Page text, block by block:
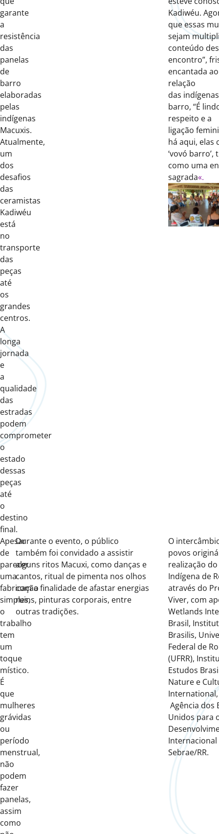
garante
a
resistência
das
panelas
de
barro
elaboradas
pelas
indígenas
Macuxis.
Atualmente,
um
dos
desafios
das
ceramistas
Kadiwéu
está
no
transporte
das
peças
até
os
grandes
centros.
A
longa
jornada
e
a
qualidade
das
estradas
podem
comprometer
o
estado
dessas
peças
até
o
destino
final.
Kadiwéu.
que essas
sejam
conteúdo
encontro”,
encantada
relação
das indígenas
barro, “É
respeito e a
ligação
há aqui, elas
‘vovó barro’,
como uma
sagrada«.
Apesar
de
parecer
uma
fabricação
simples,
o
trabalho
tem
um
toque
místico.
É
que
mulheres
grávidas
ou
período
menstrual,
não
podem
fazer
panelas,
assim
como
Durante o evento, o público
também foi convidado a assistir
alguns ritos Macuxi, como danças e
cantos, ritual de pimenta nos olhos
com a finalidade de afastar energias
ruins, pinturas corporais, entre
outras tradições.
O
povos
realização
Indígena de
através do
Viver, com
Wetlands
Brasil,
Brasilis,
Federal de
(UFRR),
Estudos
Nature e
International,
Agência dos
Unidos para
Internacional
Sebrae/RR.